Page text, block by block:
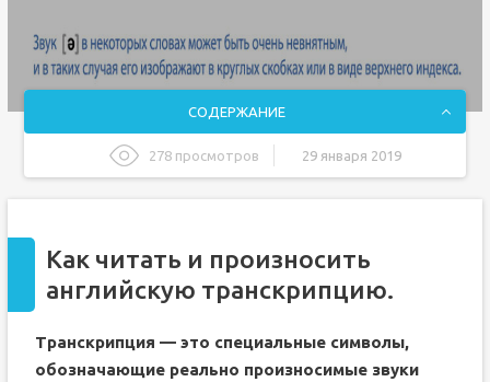
СОДЕРЖАНИЕ
278 просмотров 29 января 2019
Произношение английских гласных.
Как быстро выучить английскую транскрипцию?
Как читать и произносить
английскую транскрипцию.
Транскрипция — это специальные символы,
обозначающие реально произносимые звуки